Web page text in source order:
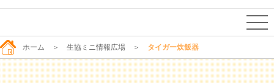
ホーム ＞ 生協ミニ情報広場 ＞ タイガー炊飯器